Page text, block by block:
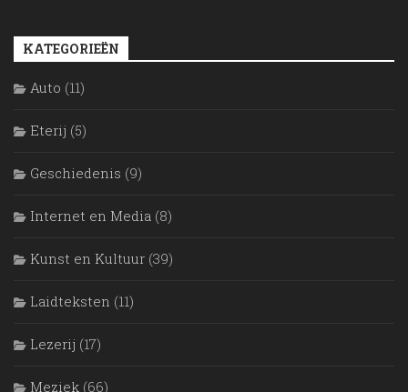
KATEGORIEËN
Auto (11)
Eterij (5)
Geschiedenis (9)
Internet en Media (8)
Kunst en Kultuur (39)
Laidteksten (11)
Lezerij (17)
Meziek (66)